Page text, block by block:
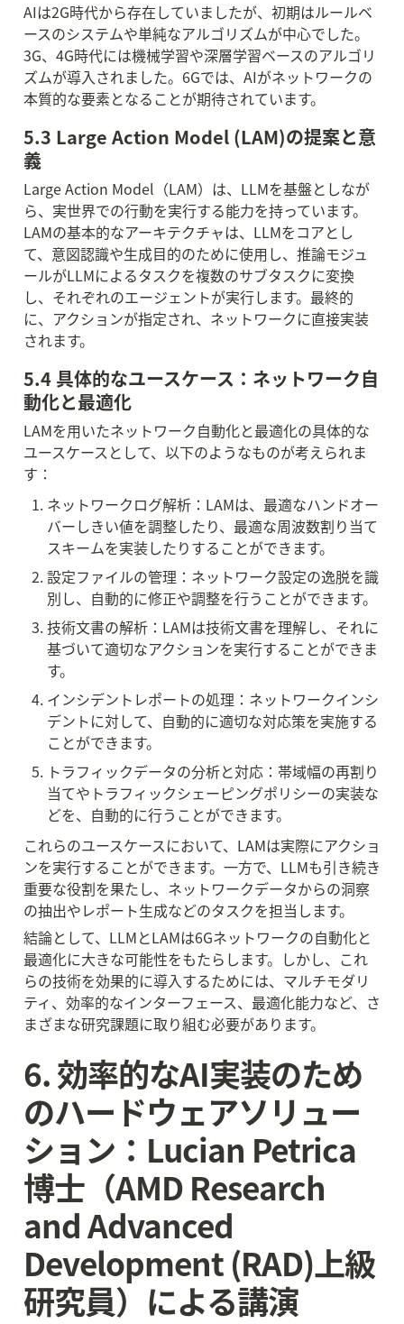
AIは2G時代から存在していましたが、初期はルールベ
ースのシステムや単純なアルゴリズムが中心でした。
3G、4G時代には機械学習や深層学習ベースのアルゴリ
ズムが導入されました。6Gでは、AIがネットワークの
本質的な要素となることが期待されています。
5.3 Large Action Model (LAM)の提案と意
義
Large Action Model（LAM）は、LLMを基盤としなが
ら、実世界での行動を実行する能力を持っています。
LAMの基本的なアーキテクチャは、LLMをコアとし
て、意図認識や生成目的のために使用し、推論モジュ
ールがLLMによるタスクを複数のサブタスクに変換
し、それぞれのエージェントが実行します。最終的
に、アクションが指定され、ネットワークに直接実装
されます。
5.4 具体的なユースケース：ネットワーク自
動化と最適化
LAMを用いたネットワーク自動化と最適化の具体的な
ユースケースとして、以下のようなものが考えられま
す：
ネットワークログ解析：LAMは、最適なハンドオー
バーしきい値を調整したり、最適な周波数割り当て
スキームを実装したりすることができます。
設定ファイルの管理：ネットワーク設定の逸脱を識
別し、自動的に修正や調整を行うことができます。
技術文書の解析：LAMは技術文書を理解し、それに
基づいて適切なアクションを実行することができま
す。
インシデントレポートの処理：ネットワークインシ
デントに対して、自動的に適切な対応策を実施する
ことができます。
トラフィックデータの分析と対応：帯域幅の再割り
当てやトラフィックシェーピングポリシーの実装な
どを、自動的に行うことができます。
これらのユースケースにおいて、LAMは実際にアクショ
ンを実行することができます。一方で、LLMも引き続き
重要な役割を果たし、ネットワークデータからの洞察
の抽出やレポート生成などのタスクを担当します。
結論として、LLMとLAMは6Gネットワークの自動化と
最適化に大きな可能性をもたらします。しかし、これ
らの技術を効果的に導入するためには、マルチモダリ
ティ、効率的なインターフェース、最適化能力など、さ
まざまな研究課題に取り組む必要があります。
6. 効率的なAI実装のため
のハードウェアソリュー
ション：Lucian Petrica
博士（AMD Research
and Advanced
Development (RAD)上級
研究員）による講演